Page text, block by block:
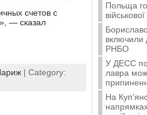
счетов с
— сказал
| Category:
Польща
включили
РНБО
У ДЕСС
лавра
На